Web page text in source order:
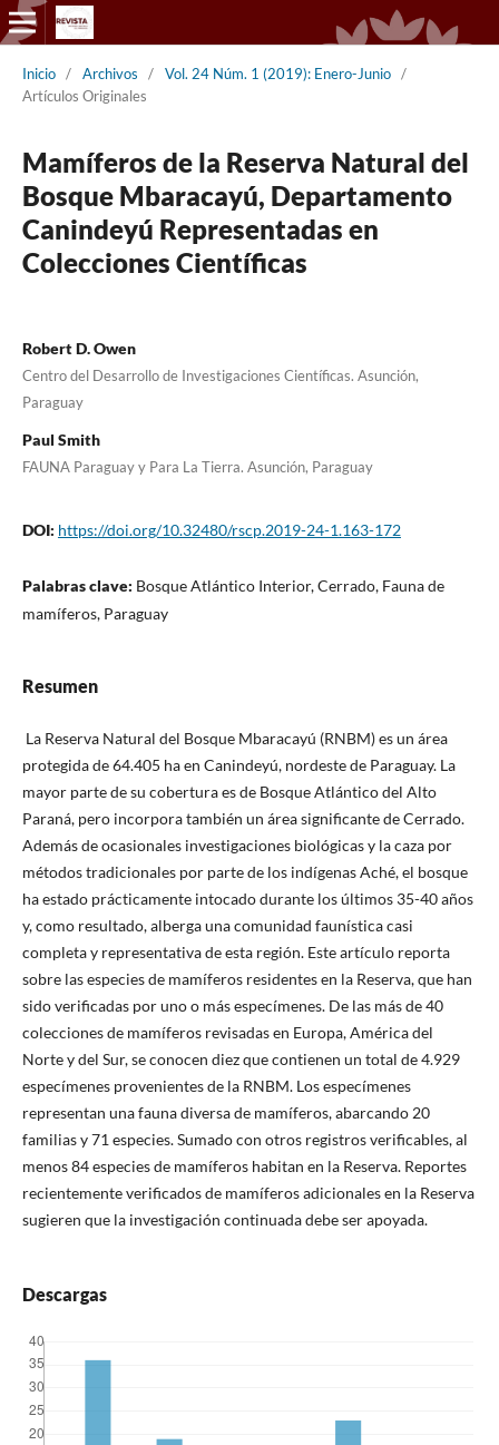
Inicio / Archivos / Vol. 24 Núm. 1 (2019): Enero-Junio /
Artículos Originales
Mamíferos de la Reserva Natural del
Bosque Mbaracayú, Departamento
Canindeyú Representadas en
Colecciones Científicas
Robert D. Owen
Centro del Desarrollo de Investigaciones Científicas. Asunción,
Paraguay
Paul Smith
FAUNA Paraguay y Para La Tierra. Asunción, Paraguay
DOI: https://doi.org/10.32480/rscp.2019-24-1.163-172
Palabras clave: Bosque Atlántico Interior, Cerrado, Fauna de
mamíferos, Paraguay
Resumen
La Reserva Natural del Bosque Mbaracayú (RNBM) es un área
protegida de 64.405 ha en Canindeyú, nordeste de Paraguay. La
mayor parte de su cobertura es de Bosque Atlántico del Alto
Paraná, pero incorpora también un área significante de Cerrado.
Además de ocasionales investigaciones biológicas y la caza por
métodos tradicionales por parte de los indígenas Aché, el bosque
ha estado prácticamente intocado durante los últimos 35-40 años
y, como resultado, alberga una comunidad faunística casi
completa y representativa de esta región. Este artículo reporta
sobre las especies de mamíferos residentes en la Reserva, que han
sido verificadas por uno o más especímenes. De las más de 40
colecciones de mamíferos revisadas en Europa, América del
Norte y del Sur, se conocen diez que contienen un total de 4.929
especímenes provenientes de la RNBM. Los especímenes
representan una fauna diversa de mamíferos, abarcando 20
familias y 71 especies. Sumado con otros registros verificables, al
menos 84 especies de mamíferos habitan en la Reserva. Reportes
recientemente verificados de mamíferos adicionales en la Reserva
sugieren que la investigación continuada debe ser apoyada.
Descargas